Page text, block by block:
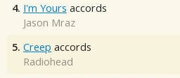
4. I'm Yours accords
Jason Mraz
5. Creep accords
Radiohead